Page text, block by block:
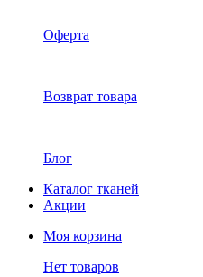
Оферта
Возврат товара
Блог
Каталог тканей
Акции
Моя корзина
Нет товаров